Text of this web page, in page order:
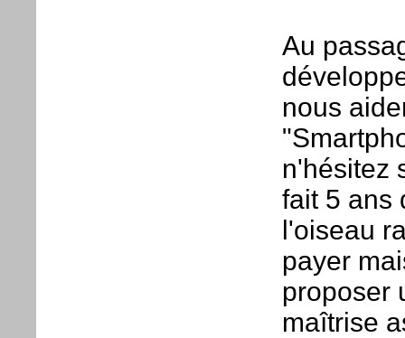
Au
nous
n'hésitez
fait 5 ans
l'oiseau
payer
proposer
maîtrise